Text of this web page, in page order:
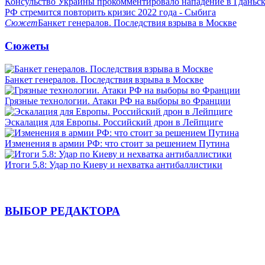
РФ стремится повторить кризис 2022 года - Сыбига
СюжетБанкет генералов. Последствия взрыва в Москве
Сюжеты
Банкет генералов. Последствия взрыва в Москве
Грязные технологии. Атаки РФ на выборы во Франции
Эскалация для Европы. Российский дрон в Лейпциге
Изменения в армии РФ: что стоит за решением Путина
Итоги 5.8: Удар по Киеву и нехватка антибаллистики
ВЫБОР РЕДАКТОРА